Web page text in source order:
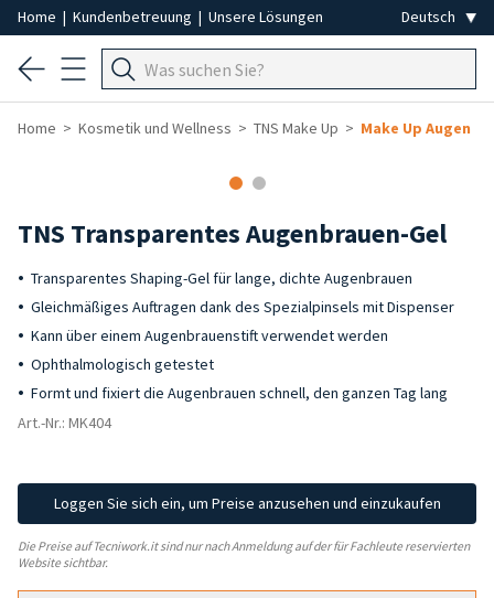
Home | Kundenbetreuung | Unsere Lösungen
Home Kosmetik und Wellness TNS Make Up Make Up Augen
TNS Transparentes Augenbrauen-Gel
Transparentes Shaping-Gel für lange, dichte Augenbrauen
Gleichmäßiges Auftragen dank des Spezialpinsels mit Dispenser
Kann über einem Augenbrauenstift verwendet werden
Ophthalmologisch getestet
Formt und fixiert die Augenbrauen schnell, den ganzen Tag lang
Art.-Nr.: MK404
Loggen Sie sich ein, um Preise anzusehen und einzukaufen
Die Preise auf Tecniwork.it sind nur nach Anmeldung auf der für Fachleute reservierten
Website sichtbar.